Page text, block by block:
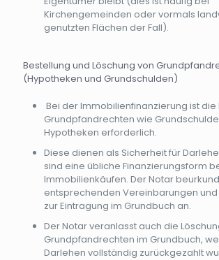
Kirchengemeinden oder vormals
genutzten Flächen der Fall).
Bestellung und Löschung von
(Hypotheken und Grundschulden)
Bei der Immobilienfinanzierung ist die
Grundpfandrechten wie
Hypotheken erforderlich.
Diese dienen als Sicherheit für
sind eine übliche Finanzierungsform
Immobilienkäufen. Der Notar
entsprechenden Vereinbarungen
zur Eintragung im Grundbuch an.
Der Notar veranlasst auch die
Grundpfandrechten im Grundbuch,
Darlehen vollständig zurückgezahlt